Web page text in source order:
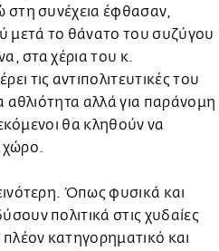
στη συνέχεια έφθασαν,
μετά το θάνατο του συζύγου
στα χέρια του κ.
τις αντιπολιτευτικές του
αθλιότητα αλλά για παράνομη
θα κληθούν να
χώρο.
Όπως φυσικά και
πολιτικά στις χυδαίες
κατηγορηματικό και